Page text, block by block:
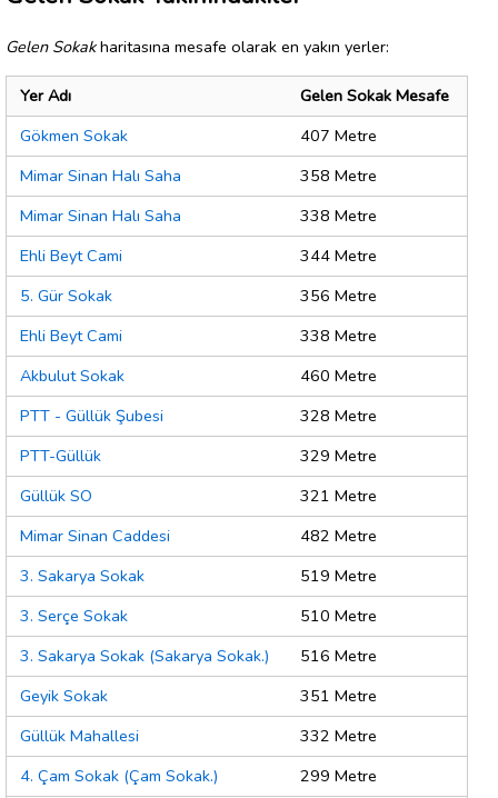
Gelen Sokakharitasına mesafe olarak en yakın yerler:
Yer Adı
Gelen Sokak Mesafe
Gökmen Sokak
407 Metre
Mimar Sinan Halı Saha
358 Metre
Mimar Sinan Halı Saha
338 Metre
Ehli Beyt Cami
344 Metre
5. Gür Sokak
356 Metre
Ehli Beyt Cami
338 Metre
Akbulut Sokak
460 Metre
PTT - Güllük Şubesi
328 Metre
PTT-Güllük
329 Metre
Güllük SO
321 Metre
Mimar Sinan Caddesi
482 Metre
3. Sakarya Sokak
519 Metre
3. Serçe Sokak
510 Metre
3. Sakarya Sokak (Sakarya Sokak.)
516 Metre
Geyik Sokak
351 Metre
Güllük Mahallesi
332 Metre
4. Çam Sokak (Çam Sokak.)
299 Metre